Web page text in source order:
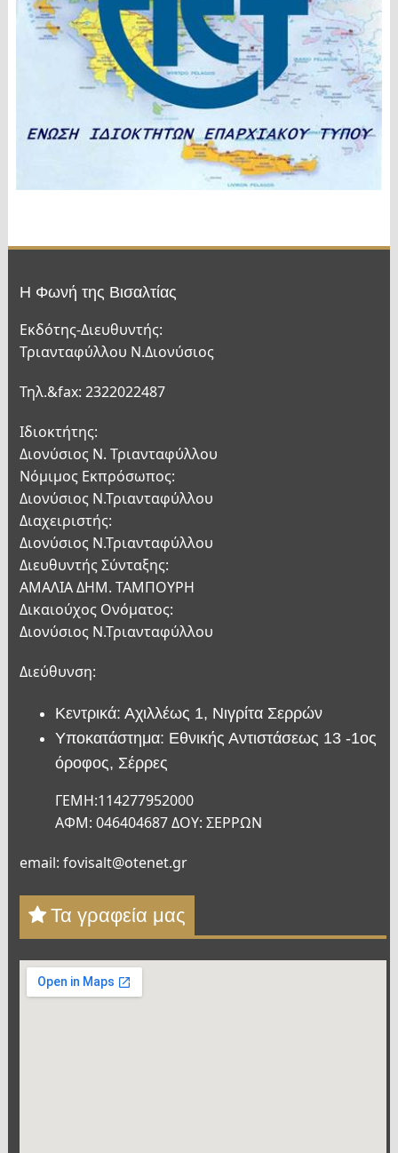
Η Φωνή της Βισαλτίας
Εκδότης-Διευθυντής:
Τριανταφύλλου Ν.Διονύσιος
Τηλ.&fax: 2322022487
Ιδιοκτήτης:
Διονύσιος Ν. Τριανταφύλλου
Νόμιμος Εκπρόσωπος:
Διονύσιος Ν.Τριανταφύλλου
Διαχειριστής:
Διονύσιος Ν.Τριανταφύλλου
Διευθυντής Σύνταξης:
ΑΜΑΛΙΑ ΔΗΜ. ΤΑΜΠΟΥΡΗ
Δικαιούχος Ονόματος:
Διονύσιος Ν.Τριανταφύλλου
Διεύθυνση:
Κεντρικά: Αχιλλέως 1, Νιγρίτα Σερρών
Υποκατάστημα: Εθνικής Αντιστάσεως 13 -1ος
όροφος, Σέρρες
ΓΕΜΗ:114277952000
ΑΦΜ: 046404687 ΔΟΥ: ΣΕΡΡΩΝ
email: fovisalt@otenet.gr
Τα γραφεία μας